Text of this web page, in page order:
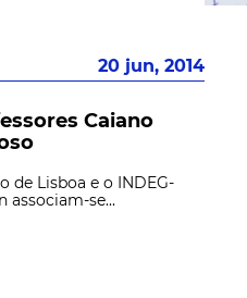
20 jun, 2014
Caiano
de Lisboa e o INDEG-
associam-se...